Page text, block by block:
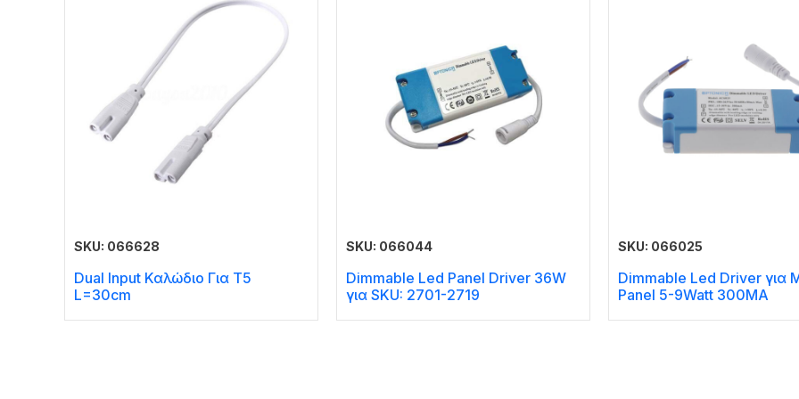
SKU: 066628
Dual Input Καλώδιο Για T5
L=30cm
SKU: 066044
Dimmable Led Panel Driver 36W
για SKU: 2701-2719
SKU: 066025
Dimmable Led Driver για
Panel 5-9Watt 300MA